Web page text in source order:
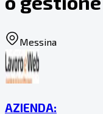
Messina
AZIENDA: